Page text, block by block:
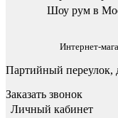
Шоу рум в
Интернет-
Партийный переулок,
Заказать звонок
Личный кабинет